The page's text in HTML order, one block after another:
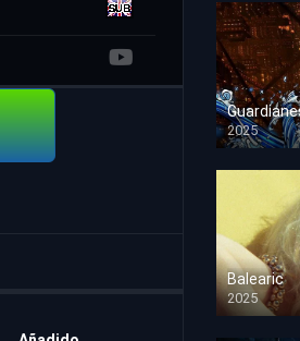
2025
HD 1080p
Balearic
2025
HD 1080p